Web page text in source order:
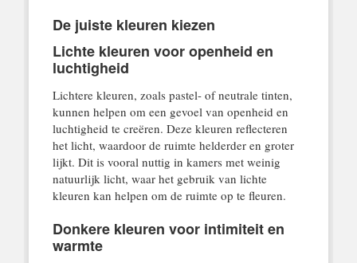
De juiste kleuren kiezen
Lichte kleuren voor openheid en
luchtigheid
Lichtere kleuren, zoals pastel- of neutrale tinten,
kunnen helpen om een gevoel van openheid en
luchtigheid te creëren. Deze kleuren reflecteren
het licht, waardoor de ruimte helderder en groter
lijkt. Dit is vooral nuttig in kamers met weinig
natuurlijk licht, waar het gebruik van lichte
kleuren kan helpen om de ruimte op te fleuren.
Donkere kleuren voor intimiteit en
warmte